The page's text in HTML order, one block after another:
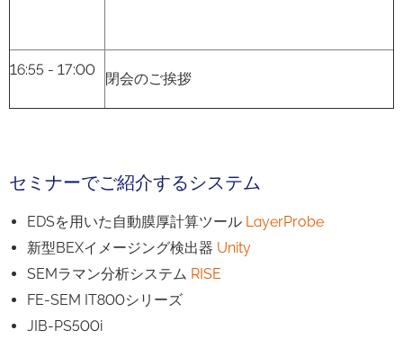
16:55 - 17:00
閉会のご挨拶
セミナーでご紹介するシステム
EDSを用いた自動膜厚計算ツール LayerProbe
新型BEXイメージング検出器 Unity
SEMラマン分析システム RISE
FE-SEM IT800シリーズ
JIB-PS500i